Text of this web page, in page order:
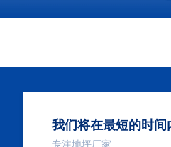
我们将在最短的时
专注地坪厂家